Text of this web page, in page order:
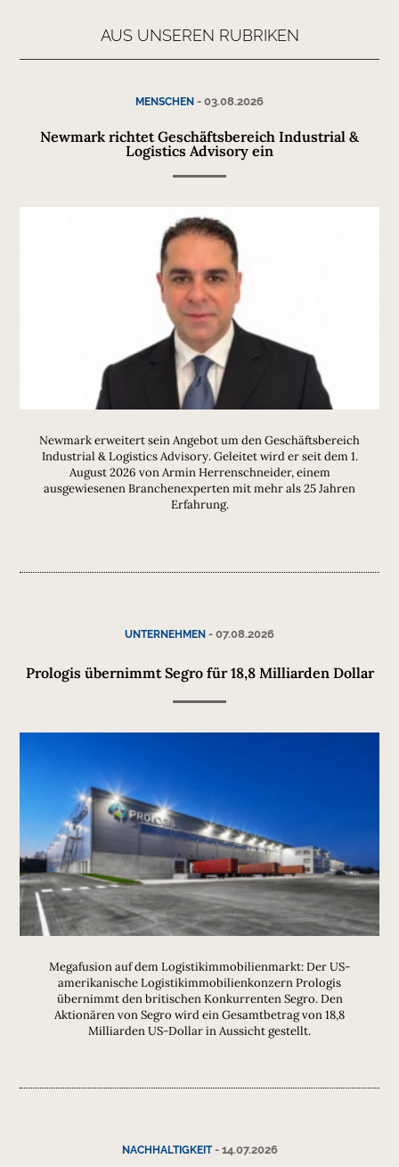
AUS UNSEREN RUBRIKEN
MENSCHEN - 03.08.2026
Newmark richtet Geschäftsbereich Industrial &
Logistics Advisory ein
Newmark erweitert sein Angebot um den Geschäftsbereich
Industrial & Logistics Advisory. Geleitet wird er seit dem 1.
August 2026 von Armin Herrenschneider, einem
ausgewiesenen Branchenexperten mit mehr als 25 Jahren
Erfahrung.
UNTERNEHMEN - 07.08.2026
Prologis übernimmt Segro für 18,8 Milliarden Dollar
Megafusion auf dem Logistikimmobilienmarkt: Der US-
amerikanische Logistikimmobilienkonzern Prologis
übernimmt den britischen Konkurrenten Segro. Den
Aktionären von Segro wird ein Gesamtbetrag von 18,8
Milliarden US-Dollar in Aussicht gestellt.
NACHHALTIGKEIT- 14.07.2026